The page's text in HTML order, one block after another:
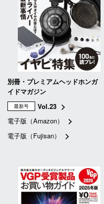
別冊・プレミアムヘッドホンガ
イドマガジン
最新号
Vol.23
電子版（Amazon）
電子版（Fujisan）